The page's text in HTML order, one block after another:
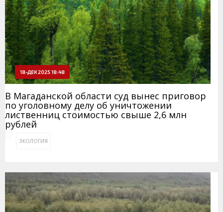
18-ДЕК 2025 18:48
В Магаданской области суд вынес приговор
по уголовному делу об уничтожении
лиственниц стоимостью свыше 2,6 млн
рублей
ЭКОЛОГИЯ